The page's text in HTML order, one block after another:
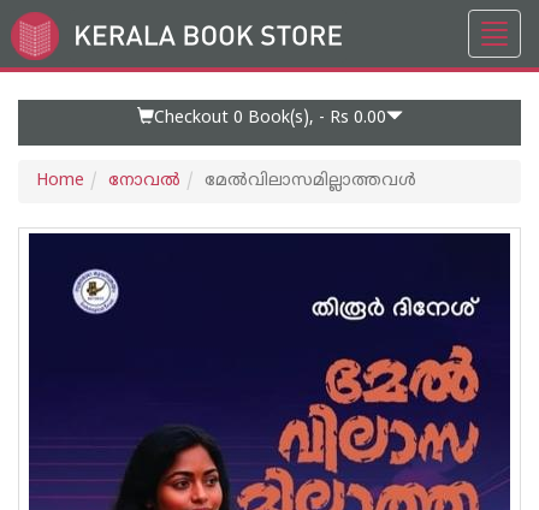
Go
to
Checkout 0 Book(s), - Rs 0.00
Home നോവല്‍ മേൽവിലാസമില്ലാത്തവൾ